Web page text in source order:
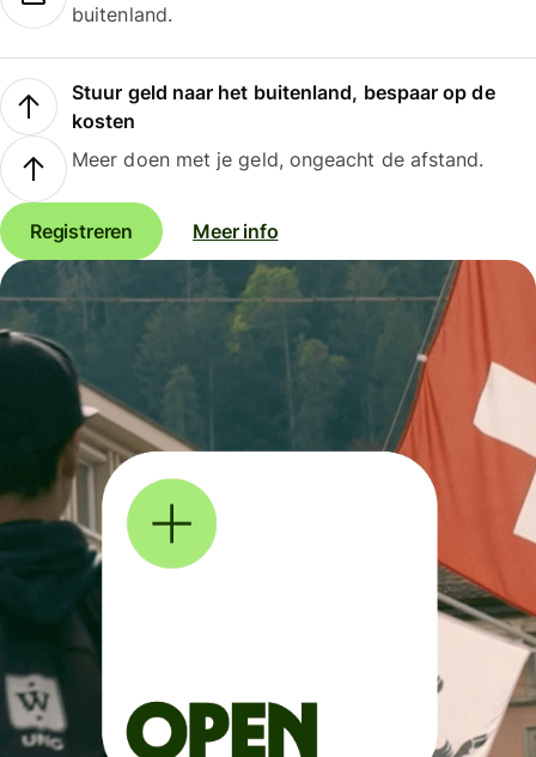
buitenland.
Stuur geld naar het buitenland, bespaar op de
kosten
Meer doen met je geld, ongeacht de afstand.
Registreren Meer info